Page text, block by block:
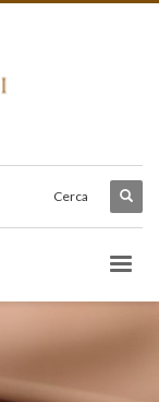
Cerca